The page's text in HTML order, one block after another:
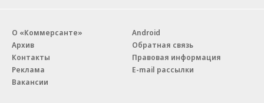
О «Коммерсанте»
Архив
Контакты
Реклама
Вакансии
Android
Обратная связь
Правовая информация
E-mail рассылки